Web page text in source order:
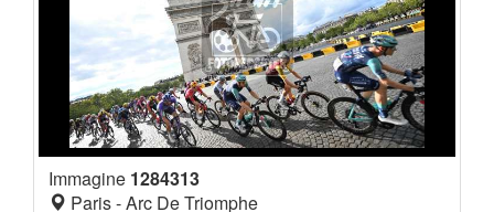
Immagine 1284313
Paris - Arc De Triomphe